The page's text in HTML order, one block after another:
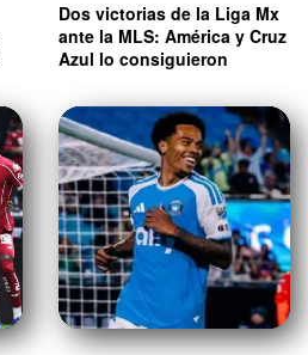
Dos victorias de la Liga Mx
ante la MLS: América y Cruz
Azul lo consiguieron